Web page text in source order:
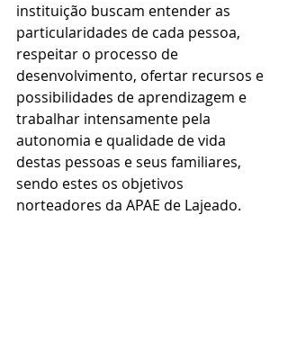
instituição buscam entender as
particularidades de cada pessoa,
respeitar o processo de
desenvolvimento, ofertar recursos e
possibilidades de aprendizagem e
trabalhar intensamente pela
autonomia e qualidade de vida
destas pessoas e seus familiares,
sendo estes os objetivos
norteadores da APAE de Lajeado.